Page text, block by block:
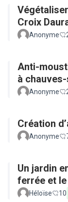
Croix
Anonyme
Anti-
à
Anonyme
Création
Anonyme
Un jardin
ferrée et
Héloïse 10